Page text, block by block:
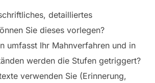
detailliertes
Sie dieses vorlegen?
umfasst Ihr Mahnverfahren und in
werden die Stufen getriggert?
verwenden Sie (Erinnerung,